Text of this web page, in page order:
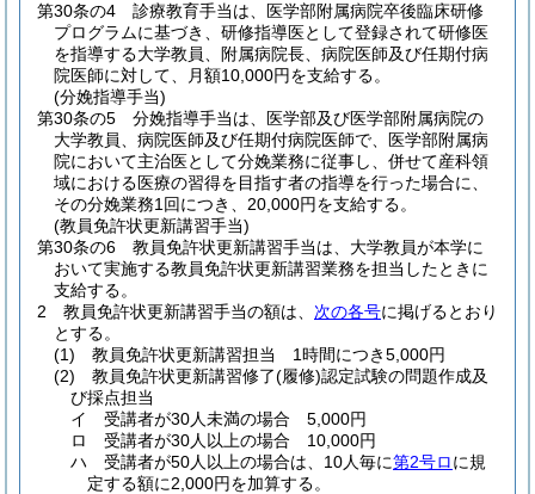
第30条の4
診療教育手当は、医学部附属病院卒後臨床研修
プログラムに基づき、研修指導医として登録されて研修医
を指導する大学教員、附属病院長、病院医師及び任期付病
院医師に対して、月額10,000円を支給する。
(分娩指導手当)
第30条の5
分娩指導手当は、医学部及び医学部附属病院の
大学教員、病院医師及び任期付病院医師で、医学部附属病
院において主治医として分娩業務に従事し、併せて産科領
域における医療の習得を目指す者の指導を行った場合に、
その分娩業務1回につき、20,000円を支給する。
(教員免許状更新講習手当)
第30条の6
教員免許状更新講習手当は、大学教員が本学に
おいて実施する教員免許状更新講習業務を担当したときに
支給する。
2
教員免許状更新講習手当の額は、 次の各号に掲げるとおり
とする。
(1)
教員免許状更新講習担当 1時間につき5,000円
(2)
教員免許状更新講習修了(履修)認定試験の問題作成及
び採点担当
イ
受講者が30人未満の場合 5,000円
ロ
受講者が30人以上の場合 10,000円
ハ
受講者が50人以上の場合は、10人毎に第2号ロに規
定する額に2,000円を加算する。